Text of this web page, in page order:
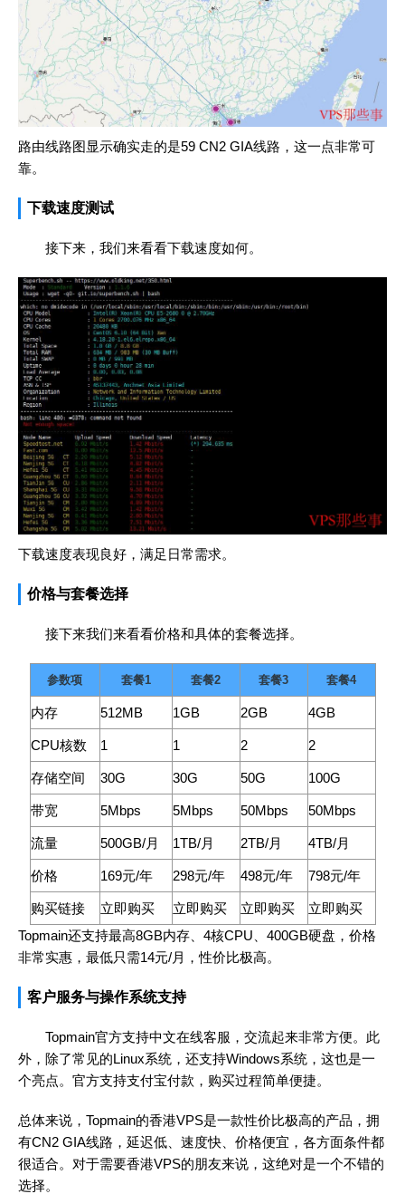
路由线路图显示确实走的是59 CN2 GIA线路，这一点非常可
靠。
下载速度测试
接下来，我们来看看下载速度如何。
下载速度表现良好，满足日常需求。
价格与套餐选择
接下来我们来看看价格和具体的套餐选择。
参数项 套餐1 套餐2 套餐3 套餐4
内存 512MB 1GB 2GB 4GB
CPU核数 1 1 2 2
存储空间 30G 30G 50G 100G
带宽 5Mbps 5Mbps 50Mbps 50Mbps
流量 500GB/月 1TB/月 2TB/月 4TB/月
价格 169元/年 298元/年 498元/年 798元/年
购买链接 立即购买 立即购买 立即购买
立即购买
Topmain还支持最高8GB内存、4核CPU、400GB硬盘，价格
非常实惠，最低只需14元/月，性价比极高。
客户服务与操作系统支持
Topmain官方支持中文在线客服，交流起来非常方便。此
外，除了常见的Linux系统，还支持Windows系统，这也是一
个亮点。官方支持支付宝付款，购买过程简单便捷。
总体来说，Topmain的香港VPS是一款性价比极高的产品，拥
有CN2 GIA线路，延迟低、速度快、价格便宜，各方面条件都
很适合。对于需要香港VPS的朋友来说，这绝对是一个不错的
选择。